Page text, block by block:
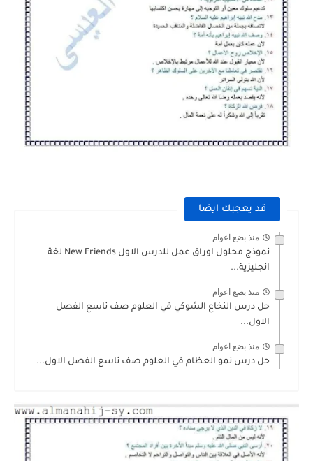
قد يعجبك ايضا
منذ بضع اعوام
نموذج محلول اوراق عمل للدرس الاول New Friends لغة
انجليزية...
منذ بضع اعوام
حل درس النخاع الشوكي في العلوم صف تاسع الفصل
الاول...
منذ بضع اعوام
حل درس نمو العظام في العلوم صف تاسع الفصل الاول...